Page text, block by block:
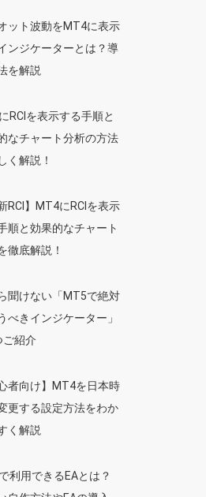
ット波動をMT4に表示
ンジケーターとは？導
を解説
RCIを表示する手順と
なチャート分析の方法
く解説！
RCI】MT4にRCIを表示
順と効果的なチャート
徹底解説！
聞けない「MT5で絶対
べきインジケーター」
ご紹介
者向け】MT4を日本時
更する設定方法をわか
く解説
利用できるEAとは？